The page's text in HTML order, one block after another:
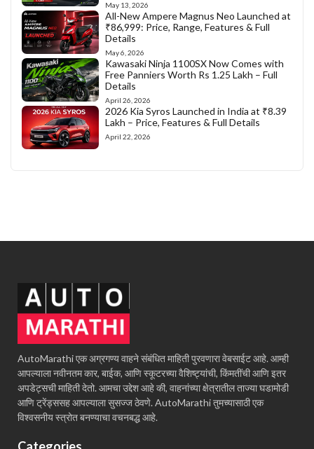
May 13, 2026
All-New Ampere Magnus Neo Launched at
₹86,999: Price, Range, Features & Full
Details
May 6, 2026
Kawasaki Ninja 1100SX Now Comes with
Free Panniers Worth Rs 1.25 Lakh – Full
Details
April 26, 2026
2026 Kia Syros Launched in India at ₹8.39
Lakh – Price, Features & Full Details
April 22, 2026
AutoMarathi एक अग्रगण्य वाहने संबंधित माहिती पुरवणारा वेबसाईट आहे. आम्ही
आपल्याला नवीनतम कार, बाईक, आणि स्कूटरच्या वैशिष्ट्यांची, किंमतींची आणि इतर
अपडेट्सची माहिती देतो. आमचा उद्देश आहे की, वाहनांच्या क्षेत्रातील ताज्या घडामोडी
आणि ट्रेंड्ससह आपल्याला सुसज्ज ठेवणे. AutoMarathi तुमच्यासाठी एक
विश्वसनीय स्त्रोत बनण्याचा वचनबद्ध आहे.